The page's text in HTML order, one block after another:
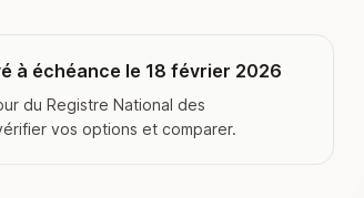
à échéance le 18 février 2026
du Registre National des
vos options et comparer.